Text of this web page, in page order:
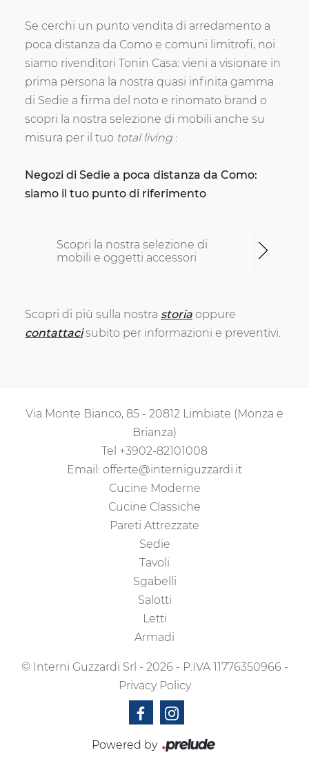
Se cerchi un punto vendita di arredamento a
poca distanza da Como e comuni limitrofi, noi
siamo rivenditori Tonin Casa: vieni a visionare in
prima persona la nostra quasi infinita gamma
di Sedie a firma del noto e rinomato brand o
scopri la nostra selezione di mobili anche su
misura per il tuo total living :
Negozi di Sedie a poca distanza da Como:
siamo il tuo punto di riferimento
Scopri la nostra selezione di
mobili e oggetti accessori
Scopri di più sulla nostra storia oppure
contattacisubito per informazioni e preventivi.
Via Monte Bianco, 85 - 20812 Limbiate (Monza e
Brianza)
Tel +3902-82101008
Email: offerte@interniguzzardi.it
Cucine Moderne
Cucine Classiche
Pareti Attrezzate
Sedie
Tavoli
Sgabelli
Salotti
Letti
Armadi
© Interni Guzzardi Srl - 2026 - P.IVA 11776350966 -
Privacy Policy
Powered by